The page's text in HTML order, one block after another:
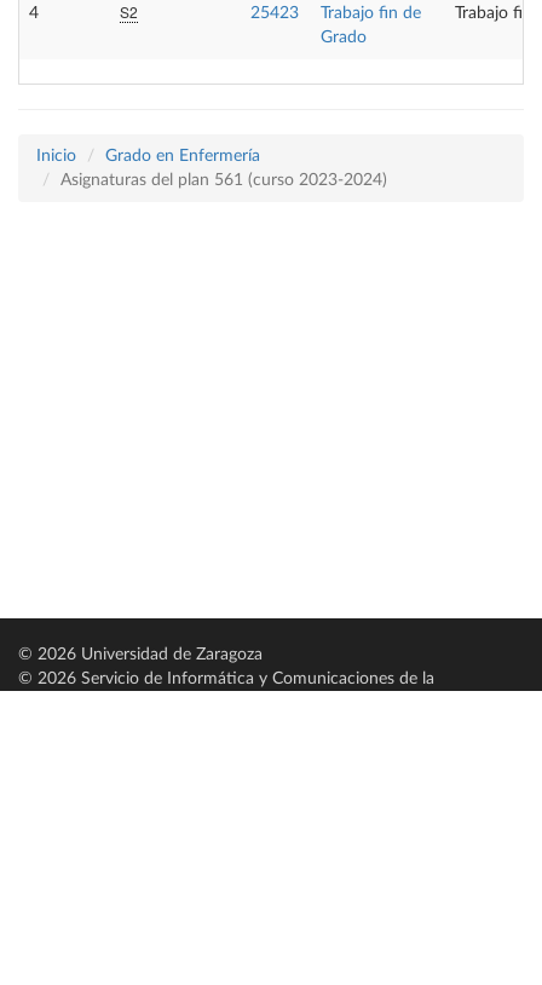
4 S2 25423
Trabajo fin de
Grado
Trabajo fin
Inicio
Grado en Enfermería
Asignaturas del plan 561 (curso 2023-2024)
© 2026 Universidad de Zaragoza
© 2026 Servicio de Informática y Comunicaciones de la